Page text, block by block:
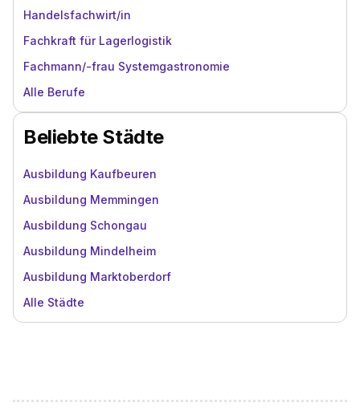
Handelsfachwirt/in
Fachkraft für Lagerlogistik
Fachmann/-frau Systemgastronomie
Alle Berufe
Beliebte Städte
Ausbildung Kaufbeuren
Ausbildung Memmingen
Ausbildung Schongau
Ausbildung Mindelheim
Ausbildung Marktoberdorf
Alle Städte